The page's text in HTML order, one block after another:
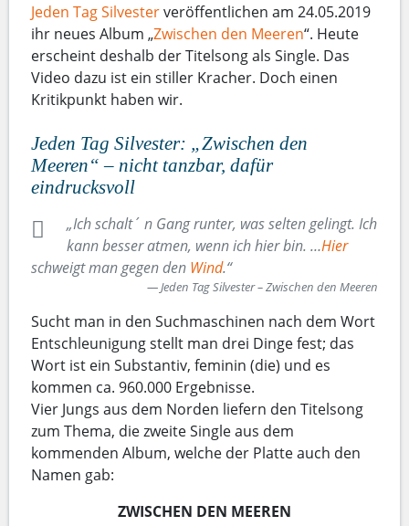
Jeden Tag Silvesterveröffentlichen am 24.05.2019
ihr neues Album „Zwischen den Meeren“. Heute
erscheint deshalb der Titelsong als Single. Das
Video dazu ist ein stiller Kracher. Doch einen
Kritikpunkt haben wir.
Jeden Tag Silvester: „Zwischen den
Meeren“ – nicht tanzbar, dafür
eindrucksvoll
„Ich schalt´ n Gang runter, was selten gelingt. Ich
kann besser atmen, wenn ich hier bin. …Hier
schweigt man gegen den Wind.“
Jeden Tag Silvester – Zwischen den Meeren
Sucht man in den Suchmaschinen nach dem Wort
Entschleunigung stellt man drei Dinge fest; das
Wort ist ein Substantiv, feminin (die) und es
kommen ca. 960.000 Ergebnisse.
Vier Jungs aus dem Norden liefern den Titelsong
zum Thema, die zweite Single aus dem
kommenden Album, welche der Platte auch den
Namen gab:
ZWISCHEN DEN MEEREN